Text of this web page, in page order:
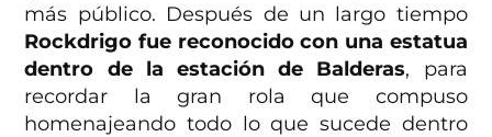
más público. Después de un largo tiempo
Rockdrigo fue reconocido con una estatua
dentro de la estación de Balderas, para
recordar la gran rola que compuso
homenajeando todo lo que sucede dentro